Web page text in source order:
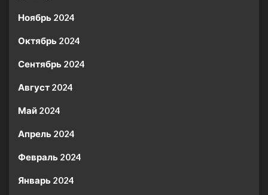
Ноябрь 2024
Октябрь 2024
Сентябрь 2024
Август 2024
Май 2024
Апрель 2024
Февраль 2024
Январь 2024